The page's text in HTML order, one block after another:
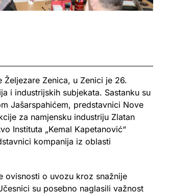
Zenica, u Zenici je 26.
i industrijskih subjekata. Sastanku su
Jašarspahićem, predstavnici Nove
za namjensku industriju Zlatan
Instituta „Kemal Kapetanović“
kompanija iz oblasti
ovisnosti o uvozu kroz snažnije
su posebno naglasili važnost